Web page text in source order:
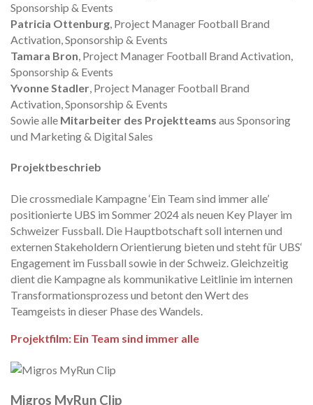
Sponsorship & Events
Patricia Ottenburg, Project Manager Football Brand
Activation, Sponsorship & Events
Tamara Bron, Project Manager Football Brand Activation,
Sponsorship & Events
Yvonne Stadler, Project Manager Football Brand
Activation, Sponsorship & Events
Sowie alle Mitarbeiter des Projektteams aus Sponsoring
und Marketing & Digital Sales
Projektbeschrieb
Die crossmediale Kampagne ‘Ein Team sind immer alle’
positionierte UBS im Sommer 2024 als neuen Key Player im
Schweizer Fussball. Die Hauptbotschaft soll internen und
externen Stakeholdern Orientierung bieten und steht für UBS‘
Engagement im Fussball sowie in der Schweiz. Gleichzeitig
dient die Kampagne als kommunikative Leitlinie im internen
Transformationsprozess und betont den Wert des
Teamgeists in dieser Phase des Wandels.
Projektfilm: Ein Team sind immer alle
Migros MyRun Clip